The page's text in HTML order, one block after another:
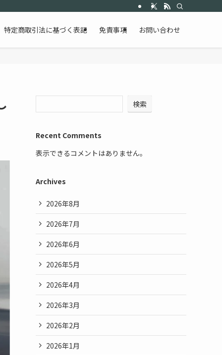
特定商取引法に基づく表記 免責事項 お問い合わせ
検索
Recent Comments
表示できるコメントはありません。
Archives
2026年8月
2026年7月
2026年6月
2026年5月
2026年4月
2026年3月
2026年2月
2026年1月